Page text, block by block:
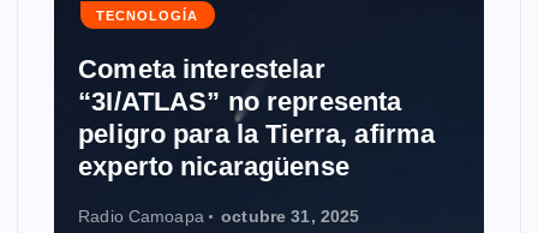
TECNOLOGÍA
Cometa interestelar
“3I/ATLAS” no representa
peligro para la Tierra, afirma
experto nicaragüense
Radio Camoapa octubre 31, 2025